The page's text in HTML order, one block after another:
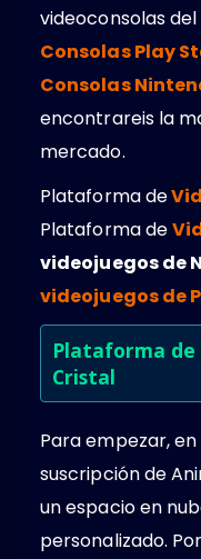
videoconsolas
Consolas Play
Consolas
encontrareis la
mercado.
Plataforma de
Plataforma de
videojuegos de
videojuegos de
Plataforma de
Cristal
Para empezar,
suscripción de
un espacio en
personalizado.